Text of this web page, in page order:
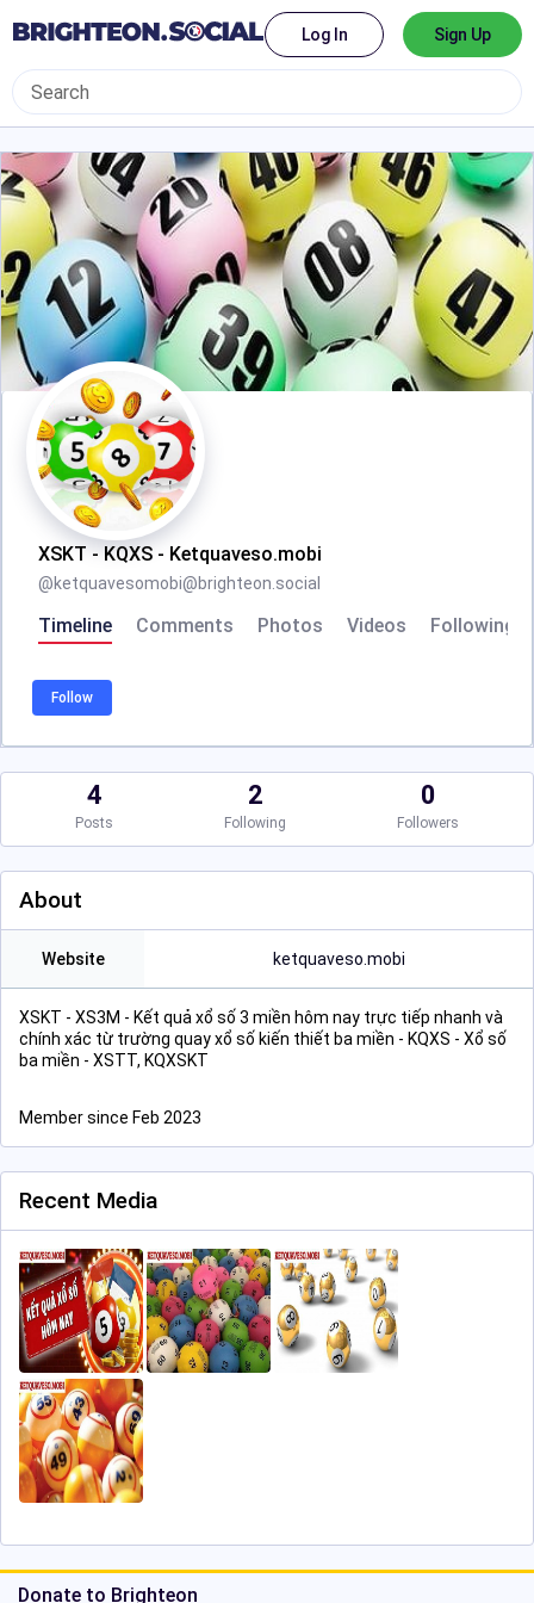
Log In Sign Up
XSKT - KQXS - Ketquaveso.mobi
@ketquavesomobi@brighteon.social
Timeline Comments Photos Videos Following
Follow
4
Posts
2
Following
0
Followers
About
Website ketquaveso.mobi
XSKT - XS3M - Kết quả xổ số 3 miền hôm nay trực tiếp nhanh và
chính xác từ trường quay xổ số kiến thiết ba miền - KQXS - Xổ số
ba miền - XSTT, KQXSKT
Member since Feb 2023
Recent Media
Donate to Brighteon